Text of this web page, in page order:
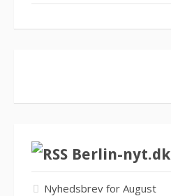
Berlin-nyt.dk
Nyhedsbrev for August